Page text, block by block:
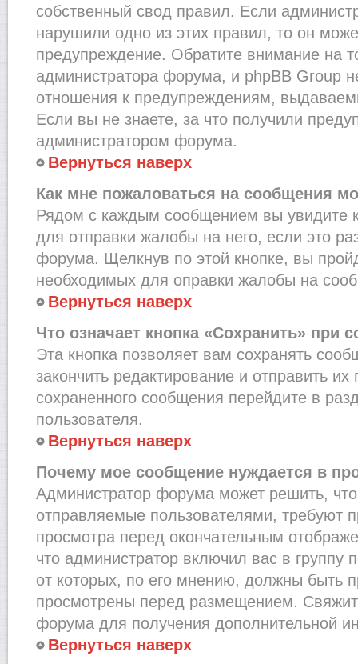
собственный свод правил. Если
нарушили одно из этих правил, то он
предупреждение. Обратите внимание на
администратора форума, и phpBB Group
отношения к предупреждениям,
Если вы не знаете, за что получили
администратором форума.
Вернуться наверх
Как мне пожаловаться на сообщения
Рядом с каждым сообщением вы увидите
для отправки жалобы на него, если это
форума. Щелкнув по этой кнопке, вы
необходимых для оправки жалобы на
Вернуться наверх
Что означает кнопка «Сохранить» при
Эта кнопка позволяет вам сохранять
закончить редактирование и отправить их
сохраненного сообщения перейдите в
пользователя.
Вернуться наверх
Почему мое сообщение нуждается в
Администратор форума может решить,
отправляемые пользователями, требуют
просмотра перед окончательным
что администратор включил вас в группу
от которых, по его мнению, должны быть
просмотрены перед размещением.
форума для получения дополнительной
Вернуться наверх